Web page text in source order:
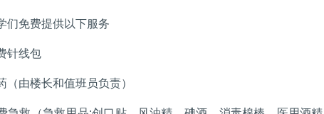
们免费提供以下服务
针线包
（由楼长和值班员负责）